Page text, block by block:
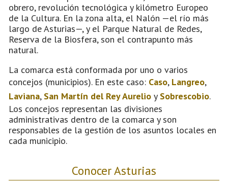
obrero, revolución tecnológica y kilómetro Europeo
de la Cultura. En la zona alta, el Nalón —el río más
largo de Asturias—, y el Parque Natural de Redes,
Reserva de la Biosfera, son el contrapunto más
natural.
La comarca está conformada por uno o varios
concejos (municipios). En este caso: Caso, Langreo,
Laviana, San Martín del Rey Aurelio y Sobrescobio.
Los concejos representan las divisiones
administrativas dentro de la comarca y son
responsables de la gestión de los asuntos locales en
cada municipio.
Conocer Asturias